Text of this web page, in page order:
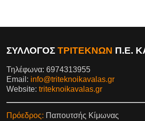
ΣΥΛΛΟΓΟΣΤΡΙΤΕΚΝΩΝ Π.Ε.
Τηλέφωνα: 6974313955
Email: info@triteknoikavalas.gr
Website:triteknoikavalas.gr
Πρόεδρος: Παπουτσής Κίμωνας